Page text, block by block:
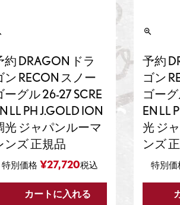
約 DRAGON ドラ
ン RECON スノー
ーグル 26-27 SCRE
LL PH J.GOLD ION
光 ジャパンルーマ
ンズ 正規品
特別価格 ¥27,720税込
カートに入れる
予約
ゴン
ゴーグ
EN LL
光 ジ
ンズ
特別価